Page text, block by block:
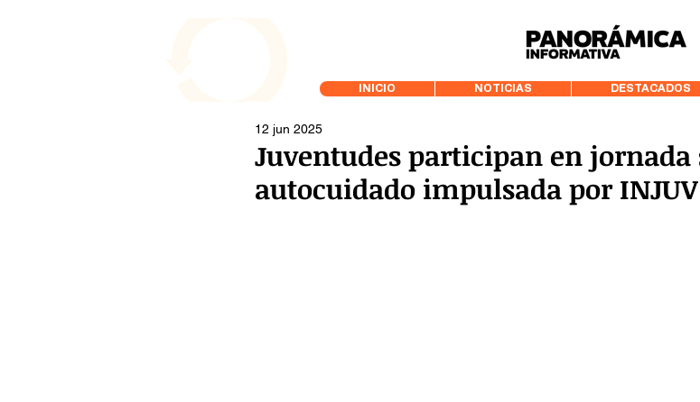
INICIO NOTICIAS DESTACADOS
Juventudes participan en jornada
autocuidado impulsada por INJUV
12 jun 2025